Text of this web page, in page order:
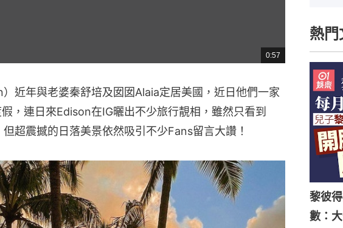
總
共
0:57
）近年與老婆秦舒培及囡囡Alaia定居美國，近日他們一家
，連日來Edison在IG曬出不少旅行靚相，雖然只看到
超震撼的日落美景依然吸引不少Fans留言大讚！
熱門
黎彼
數：